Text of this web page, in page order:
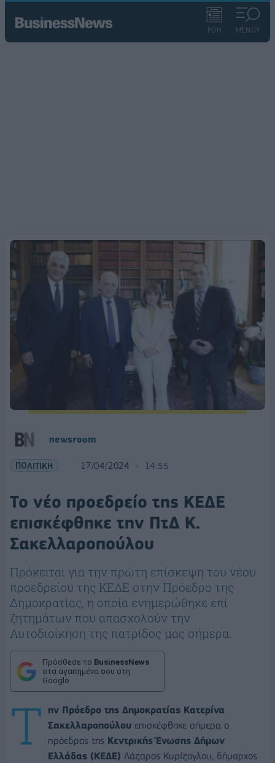
ΡΟΗ ΜΕΝΟΥ
newsroom
ΠΟΛΙΤΙΚΗ 17/04/2024 14:55
Το νέο προεδρείο της ΚΕΔΕ
επισκέφθηκε την ΠτΔ Κ.
Σακελλαροπούλου
Πρόκειται για την πρώτη επίσκεψη του νέου
προεδρείου της ΚΕΔΕ στην Πρόεδρο της
Δημοκρατίας, η οποία ενημερώθηκε επί
ζητημάτων που απασχολούν την
Αυτοδιοίκηση της πατρίδος μας σήμερα.
Πρόσθεσε το BusinessNews
στα αγαπημένα σου στη
Google
Τ
ην Πρόεδρο της Δημοκρατίας Κατερίνα
Σακελλαροπούλου επισκέφθηκε σήμερα ο
πρόεδρος της Κεντρικής Ένωσης Δήμων
Ελλάδας (ΚΕΔΕ) Λάζαρος Κυρίζογλου, δήμαρχος